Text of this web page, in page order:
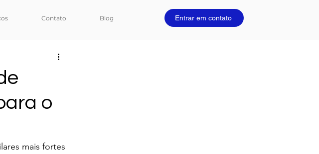
Contato Blog Entrar em contato
o
mais fortes